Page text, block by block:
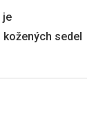
je
sedel